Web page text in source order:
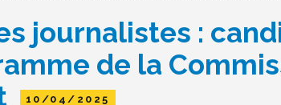
journalistes :
de la
10/04/2025